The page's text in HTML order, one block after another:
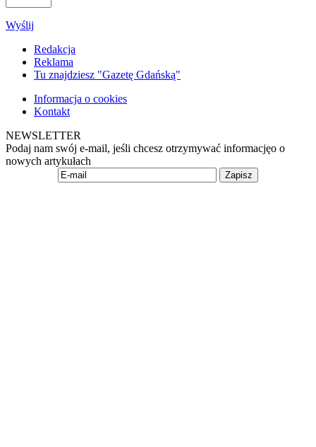
Wyślij
Redakcja
Reklama
Tu znajdziesz "Gazetę Gdańską"
Informacja o cookies
Kontakt
NEWSLETTER
Podaj nam swój e-mail, jeśli chcesz otrzymywać informacjęo o
nowych artykułach
Zapisz